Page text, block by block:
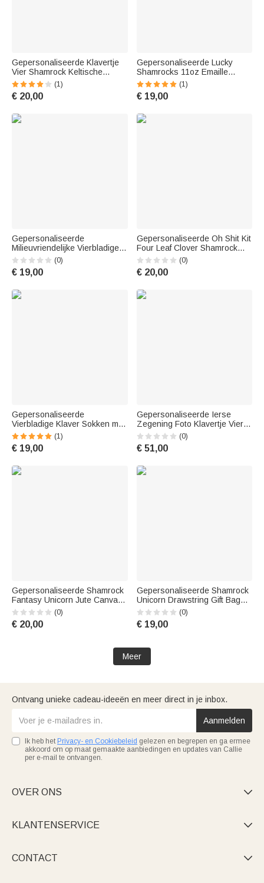
Gepersonaliseerde Klavertje
Vier Shamrock Keltische
Knoop Onderzetter met Naam
Set van 2 St. Patrick's Day
Cadeau voor Familie
(1)
€ 20,00
Gepersonaliseerde Lucky
Shamrocks 11oz Emaille
Camping Cup met naam St
Patrick's Day Gift voor
kinderen
(1)
€ 19,00
Gepersonaliseerde
Milieuvriendelijke Vierbladige
Klavertje Waterfles Tumbler
met Naam Sint-Patrick's Dag
Terug naar School Geschenk
(0)
€ 19,00
Gepersonaliseerde Oh Shit Kit
Four Leaf Clover Shamrock
Jute Tote Bag St. Patrick's Day
Bruiloft Bachelorette Party Gift
voor Meisje
(0)
€ 20,00
Gepersonaliseerde
Vierbladige Klaver Sokken met
Naam en Afbeelding St.
Patrick's Day Gift voor Ierse
Familie Vriend
(1)
€ 19,00
Gepersonaliseerde Ierse
Zegening Foto Klavertje Vier
Canvas Printable Muurkunst
St Patrick's Day Gift voor
Familie Vrienden
(0)
€ 51,00
Gepersonaliseerde Shamrock
Fantasy Unicorn Jute Canvas
Draagtas met Naam St.
Patrick's Day
Verjaardagscadeau voor Kind
(0)
€ 20,00
Gepersonaliseerde Shamrock
Unicorn Drawstring Gift Bag
met naam Ierse bruiloft
Gunsten St. Patrick's Day Gift
voor Kid Girl
(0)
€ 19,00
Meer
Ontvang unieke cadeau-ideeën en meer direct in je inbox.
Aanmelden
Ik heb het Privacy- en Cookiebeleid gelezen en begrepen en ga ermee
akkoord om op maat gemaakte aanbiedingen en updates van Callie
per e-mail te ontvangen.
OVER ONS 
KLANTENSERVICE 
CONTACT 